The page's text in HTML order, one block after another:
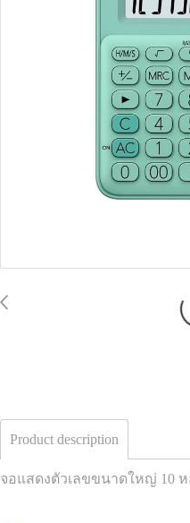
Product description
จอแสดงตัวเลขขนาดใหญ่ 10